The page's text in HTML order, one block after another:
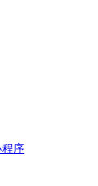
程序